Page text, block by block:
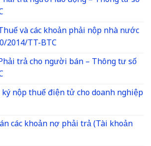
và các khoản phải nộp nhà nước
2014/TT-BTC
trả cho người bán – Thông tư số
nộp thuế điện tử cho doanh nghiệp
các khoản nợ phải trả (Tài khoản